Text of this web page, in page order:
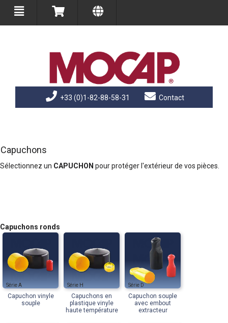
+33 (0)1-82-88-58-31 Contact
Capuchons
Sélectionnez un CAPUCHON pour protéger l'extérieur de vos pièces.
Capuchons ronds
A
Capuchon vinyle
souple
H
Capuchons en
plastique vinyle
haute température
D
Capuchon souple
avec embout
extracteur